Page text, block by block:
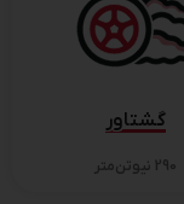
گشتاور
290 نیوتن‌متر